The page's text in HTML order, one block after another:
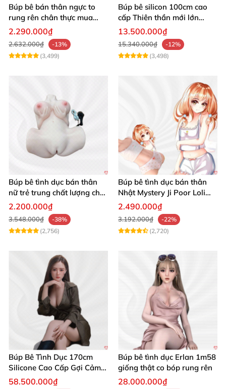
Búp bê bán thân ngực to
rung rên chân thực mua
ngay
2.290.000₫
2.632.000₫
-13%
(3,499)
Búp bê silicon 100cm cao
cấp Thiên thần mới lớn
mượt mà mềm mại
13.500.000₫
15.340.000₫
-12%
(3,498)
Búp bê tình dục bán thân
nữ trẻ trung chất lượng chất
chơi
2.200.000₫
3.548.000₫
-38%
(2,756)
Búp bê tình dục bán thân
Nhật Mystery Ji Poor Loli
TPE 6kg siêu mềm mại
2.490.000₫
3.192.000₫
-22%
(2,720)
Búp Bê Tình Dục 170cm
Silicone Cao Cấp Gợi Cảm
Giống Thật
58.500.000₫
Búp bê tình dục Erlan 1m58
giống thật co bóp rung rên
28.000.000₫